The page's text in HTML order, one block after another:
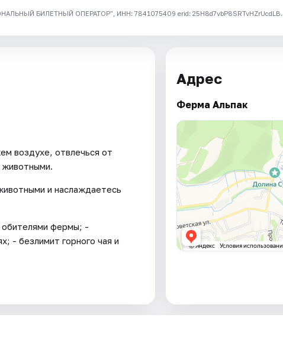
БИЛЕТНЫЙ ОПЕРАТОР", ИНН: 7841075409 erid: 25H8d7vbP8SRTvHZrUcdLB.
воздухе, отвлечься от
животными.
и наслаждаетесь
обителями фермы; -
- безлимит горного чая и
Адрес
Ферма Альпак